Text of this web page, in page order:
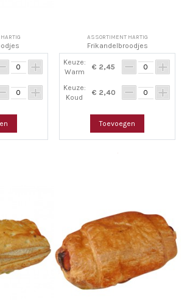
ASSORTIMENT HARTIG
Frikandelbroodjes
Keuze:
Warm
€ 2,45
Keuze:
Koud
€ 2,40
Toevoegen